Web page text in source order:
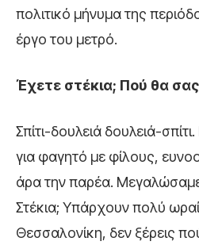
πολιτικό μήνυμα της
έργο του μετρό.
Έχετε στέκια; Πού θα
Σπίτι-δουλειά δουλειά-
για φαγητό με φίλους,
άρα την παρέα.
Στέκια; Υπάρχουν πολύ
Θεσσαλονίκη, δεν ξέρεις